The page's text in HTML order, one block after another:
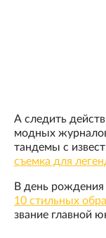
А следить
модных
тандемы с
съемка для
В день
10 стильных
звание главной